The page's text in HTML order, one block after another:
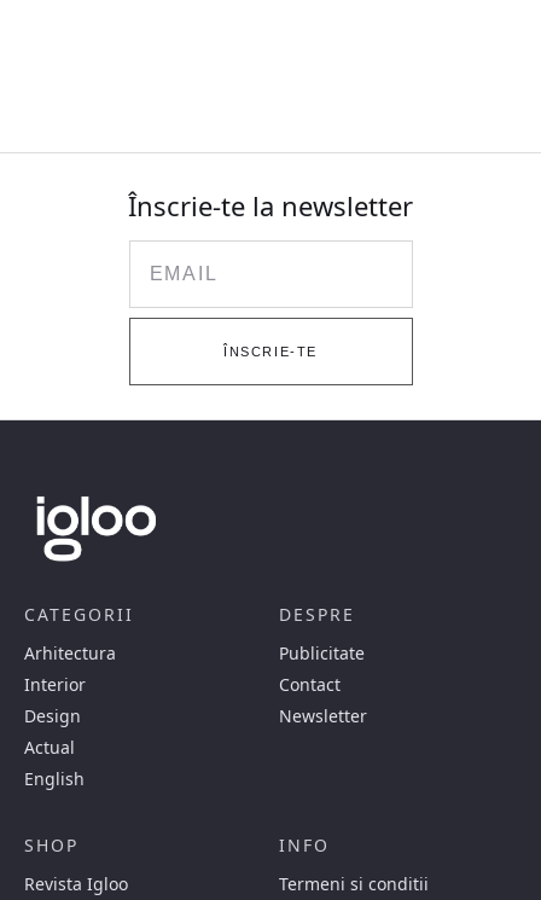
Înscrie-te la newsletter
ÎNSCRIE-TE
CATEGORII
Arhitectura
Interior
Design
Actual
English
DESPRE
Publicitate
Contact
Newsletter
SHOP
Revista Igloo
INFO
Termeni si conditii